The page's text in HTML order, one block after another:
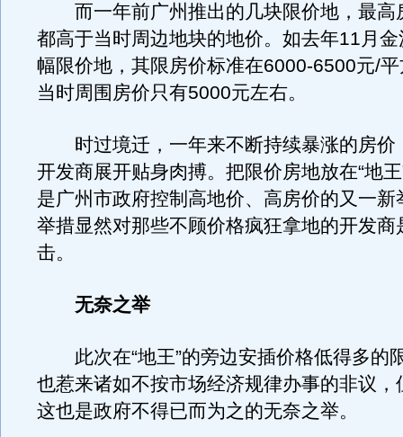
而一年前广州推出的几块限价地，最高
都高于当时周边地块的地价。如去年11月
幅限价地，其限房价标准在6000-6500元/
当时周围房价只有5000元左右。
时过境迁，一年来不断持续暴涨的房价
开发商展开贴身肉搏。把限价房地放在“地
是广州市政府控制高地价、高房价的又一新
举措显然对那些不顾价格疯狂拿地的开发商
击。
无奈之举
此次在“地王”的旁边安插价格低得多的
也惹来诸如不按市场经济规律办事的非议，
这也是政府不得已而为之的无奈之举。